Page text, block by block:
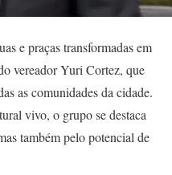
e praças transformadas em
vereador Yuri Cortez, que
as comunidades da cidade.
vivo, o grupo se destaca
também pelo potencial de